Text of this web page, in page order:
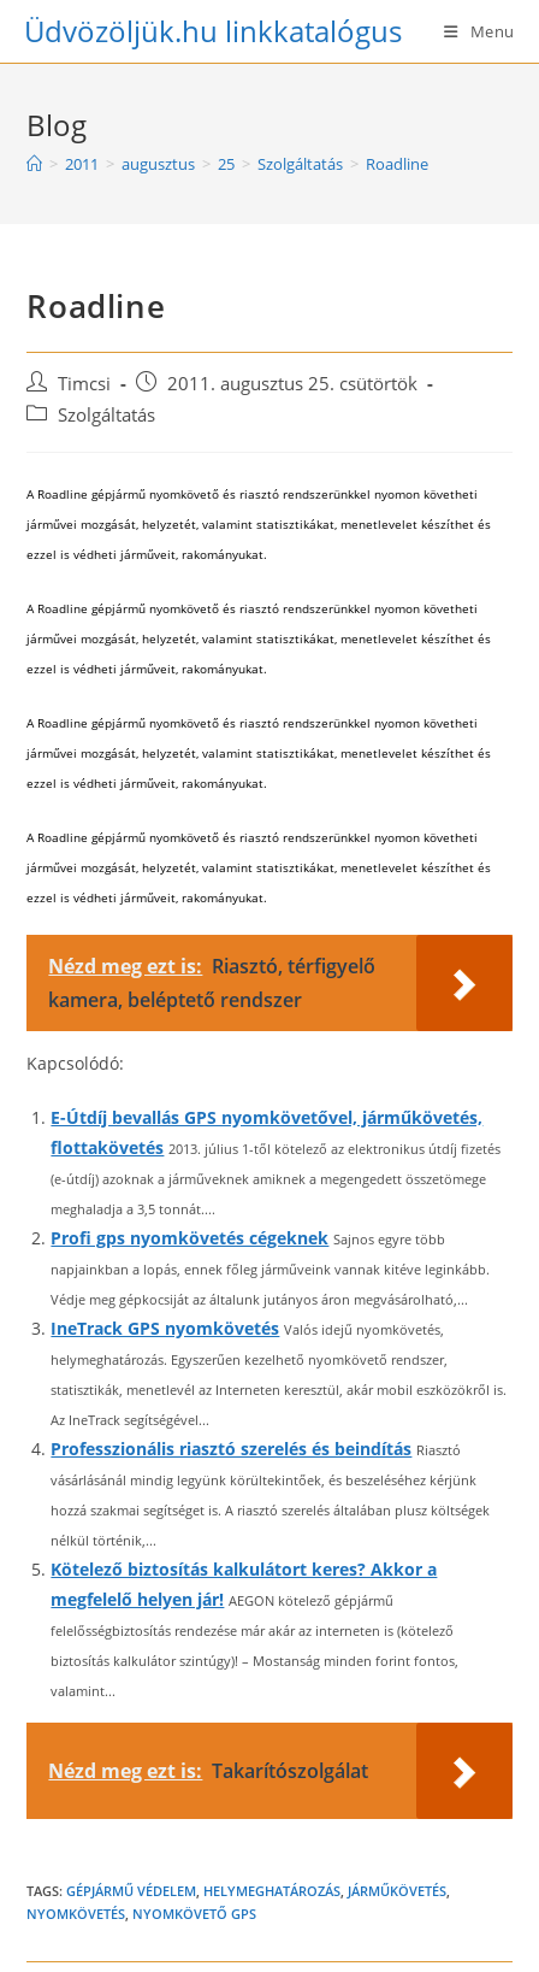
SkipÜdvözöljük.hu linkkatalógus Menu
Blog
> 2011 > augusztus > 25 > Szolgáltatás > Roadline
Roadline
Post
author:
Timcsi
Post
published:
2011. augusztus 25. csütörtök
PostSzolgáltatás
A Roadline gépjármű nyomkövető és riasztó rendszerünkkel nyomon követheti
járművei mozgását, helyzetét, valamint statisztikákat, menetlevelet készíthet és
ezzel is védheti járműveit, rakományukat.
A Roadline gépjármű nyomkövető és riasztó rendszerünkkel nyomon követheti
járművei mozgását, helyzetét, valamint statisztikákat, menetlevelet készíthet és
ezzel is védheti járműveit, rakományukat.
A Roadline gépjármű nyomkövető és riasztó rendszerünkkel nyomon követheti
járművei mozgását, helyzetét, valamint statisztikákat, menetlevelet készíthet és
ezzel is védheti járműveit, rakományukat.
A Roadline gépjármű nyomkövető és riasztó rendszerünkkel nyomon követheti
járművei mozgását, helyzetét, valamint statisztikákat, menetlevelet készíthet és
ezzel is védheti járműveit, rakományukat.
Nézd meg ezt is: Riasztó, térfigyelő
kamera, beléptető rendszer
Kapcsolódó:
E-Útdíj bevallás GPS nyomkövetővel, járműkövetés,
flottakövetés 2013. július 1-től kötelező az elektronikus útdíj fizetés
(e-útdíj) azoknak a járműveknek amiknek a megengedett összetömege
meghaladja a 3,5 tonnát....
Profi gps nyomkövetés cégeknek Sajnos egyre több
napjainkban a lopás, ennek főleg járműveink vannak kitéve leginkább.
Védje meg gépkocsiját az általunk jutányos áron megvásárolható,...
IneTrack GPS nyomkövetés Valós idejű nyomkövetés,
helymeghatározás. Egyszerűen kezelhető nyomkövető rendszer,
statisztikák, menetlevél az Interneten keresztül, akár mobil eszközökről is.
Az IneTrack segítségével...
Professzionális riasztó szerelés és beindítás Riasztó
vásárlásánál mindig legyünk körültekintőek, és beszeléséhez kérjünk
hozzá szakmai segítséget is. A riasztó szerelés általában plusz költségek
nélkül történik,...
Kötelező biztosítás kalkulátort keres? Akkor a
megfelelő helyen jár! AEGON kötelező gépjármű
felelősségbiztosítás rendezése már akár az interneten is (kötelező
biztosítás kalkulátor szintúgy)! – Mostanság minden forint fontos,
valamint...
Nézd meg ezt is: Takarítószolgálat
TAGS:GÉPJÁRMŰ VÉDELEM, HELYMEGHATÁROZÁS, JÁRMŰKÖVETÉS,
NYOMKÖVETÉS, NYOMKÖVETŐ GPS